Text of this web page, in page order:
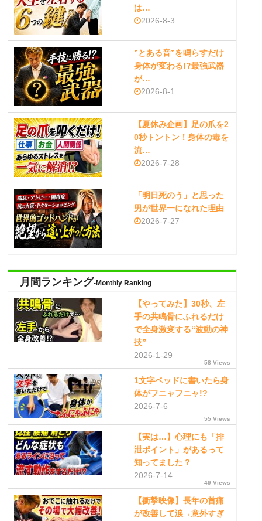
は…
2026-8-3
”とある音”を鳴らすだけ
身体が変わる!?最強武器
が…
2026-8-1
【夏休み企画】足の爪を2
0秒トントン！身体の毒を
流…
2026-7-28
「明日死のう」と思った
男が世界一になれた理由
2026-7-27
月間ランキング-Monthly Ranking
【やってみた】30秒、左
手の共鳴骨にふれるだけ
で全身激変する“波動の神
技”
2026-1-29
58 Views
1文字ベッドに書いたら身
体がフニャフニャ!?
2026-7-6
55 Views
【実は…】心理にも「排
泄ポイント」があるって
知ってました？
2026-7-14
49 Views
【衝撃映像】長年の首痛
が改善して涙→意外すぎ